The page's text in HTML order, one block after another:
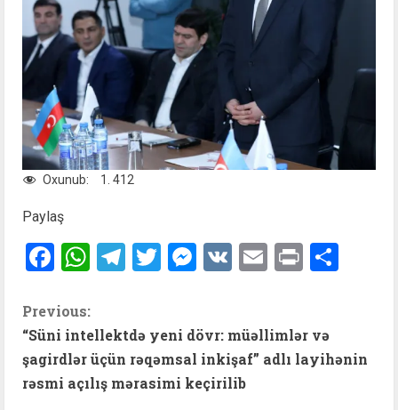
Oxunub: 1. 412
Paylaş
Facebook
WhatsApp
Telegram
Twitter
Messenger
VK EmailPrint
C
o
n
Previous:
“Süni intellektdə yeni dövr: müəllimlər və
şagirdlər üçün rəqəmsal inkişaf” adlı layihənin
rəsmi açılış mərasimi keçirilib